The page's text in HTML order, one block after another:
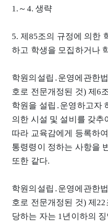
1.～4. 생략
5. 제85조의 규정에 의한
하고 학생을 모집하거나
학원의설립․운영에관한
호로 전문개정된 것) 제6
학원을 설립․운영하고자
의한 시설 및 설비를 갖추
따라 교육감에게 등록하
통령령이 정하는 사항을
또한 같다.
학원의설립․운영에관한
호로 전문개정된 것) 제
당하는 자는 1년이하의